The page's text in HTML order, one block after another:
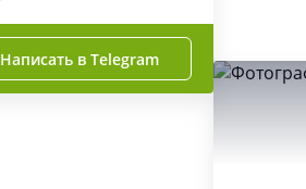
Написать в Telegram